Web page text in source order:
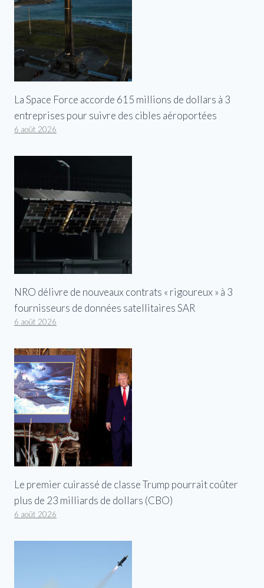
La Space Force accorde 615 millions de dollars à 3
entreprises pour suivre des cibles aéroportées
6 août 2026
NRO délivre de nouveaux contrats « rigoureux » à 3
fournisseurs de données satellitaires SAR
6 août 2026
Le premier cuirassé de classe Trump pourrait coûter
plus de 23 milliards de dollars (CBO)
6 août 2026